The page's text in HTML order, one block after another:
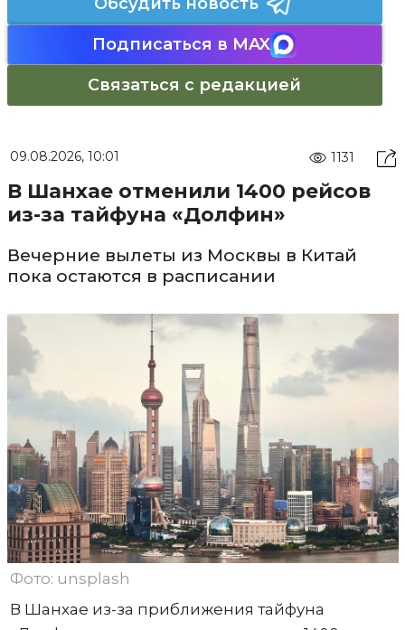
Подписаться в MAX
Связаться с редакцией
09.08.2026, 10:01 1131
В Шанхае отменили 1400 рейсов
из-за тайфуна «Долфин»
Вечерние вылеты из Москвы в Китай
пока остаются в расписании
Фото: unsplash
В Шанхае из-за приближения тайфуна